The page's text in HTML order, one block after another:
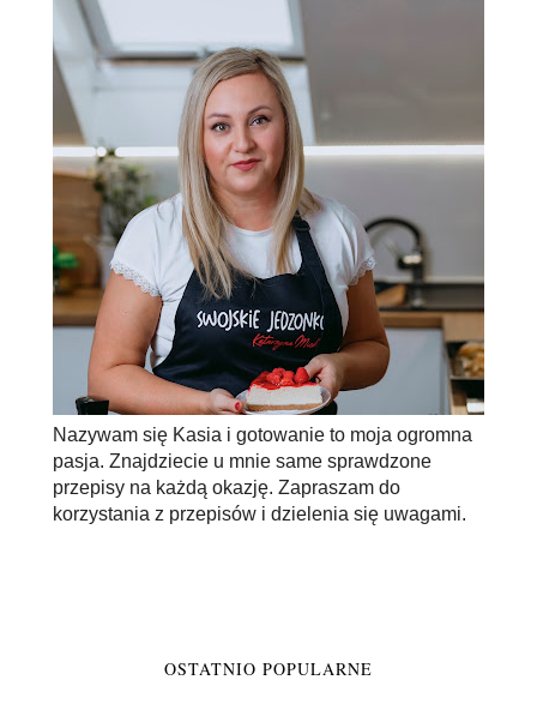
Nazywam się Kasia i gotowanie to moja ogromna
pasja. Znajdziecie u mnie same sprawdzone
przepisy na każdą okazję. Zapraszam do
korzystania z przepisów i dzielenia się uwagami.
OSTATNIO POPULARNE